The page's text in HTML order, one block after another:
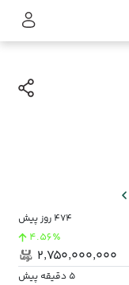
474 روز پیش
4.56٪
۲٬۷۵۰٬۰۰۰٬۰۰۰
5 دقیقه پیش